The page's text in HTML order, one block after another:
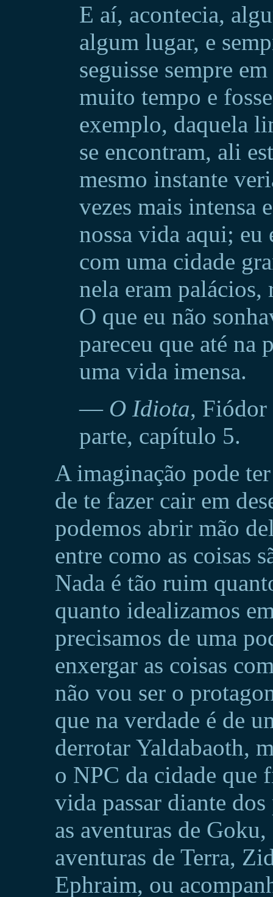
E aí, acontecia,
algum lugar, e
seguisse sempre
muito tempo e
exemplo, daquela
se encontram, ali
mesmo instante
vezes mais intensa
nossa vida aqui; eu
com uma cidade
nela eram
O que eu não
pareceu que até na
uma vida imensa.
— O Idiota,
parte, capítulo 5.
A imaginação pode
de te fazer cair em
podemos abrir mão
entre como as coisas
Nada é tão ruim
quanto idealizamos
precisamos de uma
enxergar as coisas
não vou ser o
que na verdade é de
derrotar Yaldabaoth,
o NPC da cidade que
vida passar diante
as aventuras de
aventuras de Terra,
Ephraim, ou